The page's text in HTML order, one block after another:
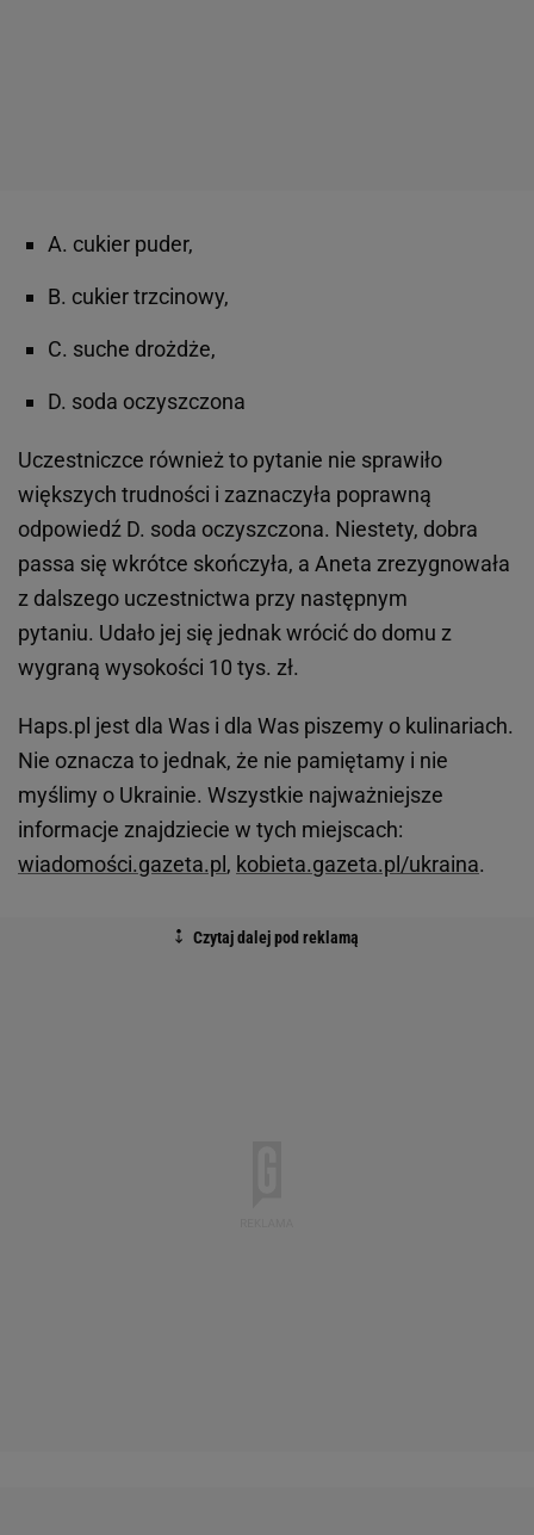
A. cukier puder,
B. cukier trzcinowy,
C. suche drożdże,
D. soda oczyszczona
Uczestniczce również to pytanie nie sprawiło
większych trudności i zaznaczyła poprawną
odpowiedź D. soda oczyszczona. Niestety, dobra
passa się wkrótce skończyła, a Aneta zrezygnowała
z dalszego uczestnictwa przy następnym
pytaniu. Udało jej się jednak wrócić do domu z
wygraną wysokości 10 tys. zł.
Haps.pl jest dla Was i dla Was piszemy o kulinariach.
Nie oznacza to jednak, że nie pamiętamy i nie
myślimy o Ukrainie. Wszystkie najważniejsze
informacje znajdziecie w tych miejscach:
wiadomości.gazeta.pl, kobieta.gazeta.pl/ukraina.